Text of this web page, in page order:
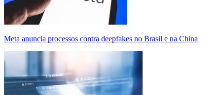
Meta anuncia processos contra deepfakes no Brasil e na China